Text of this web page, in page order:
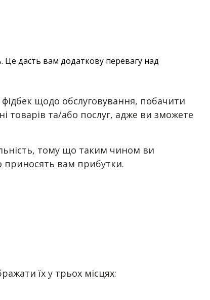
Це дасть вам додаткову перевагу над
щодо обслуговування, побачити
товарів та/або послуг, адже ви зможете
тому що таким чином ви
приносять вам прибутки.
їх у трьох місцях: